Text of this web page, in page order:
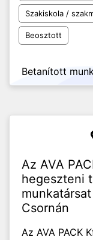
Szakiskola /
Beosztott
Betanított
Az AVA
hegeszteni
Csornán
Az AVA PACK